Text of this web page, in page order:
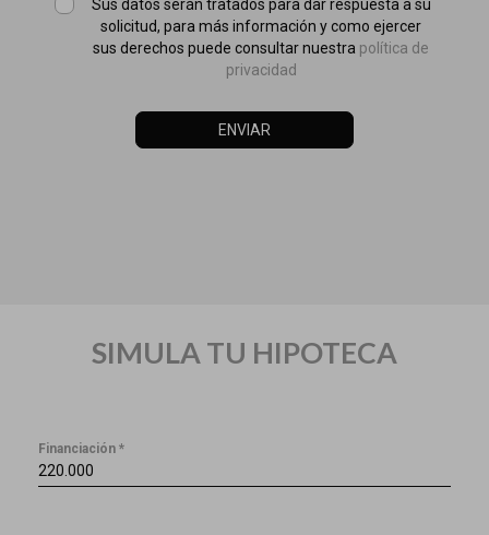
Sus datos serán tratados para dar respuesta a su
solicitud, para más información y como ejercer
sus derechos puede consultar nuestra política de
privacidad
ENVIAR
SIMULA TU HIPOTECA
Financiación *